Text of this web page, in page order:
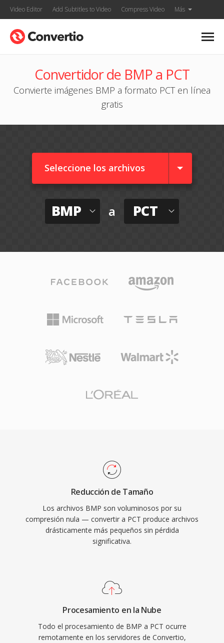
Video Editor Add Subtitles to Video Compress Video Más
Convertidor de BMP a PCT
Convierte imágenes BMP a formato PCT en línea
gratis
Seleccione los archivos
BMP a PCT
Reducción de Tamaño
Los archivos BMP son voluminosos por su
compresión nula — convertir a PCT produce archivos
drásticamente más pequeños sin pérdida
significativa.
Procesamiento en la Nube
Todo el procesamiento de BMP a PCT ocurre
remotamente en los servidores de Convertio,